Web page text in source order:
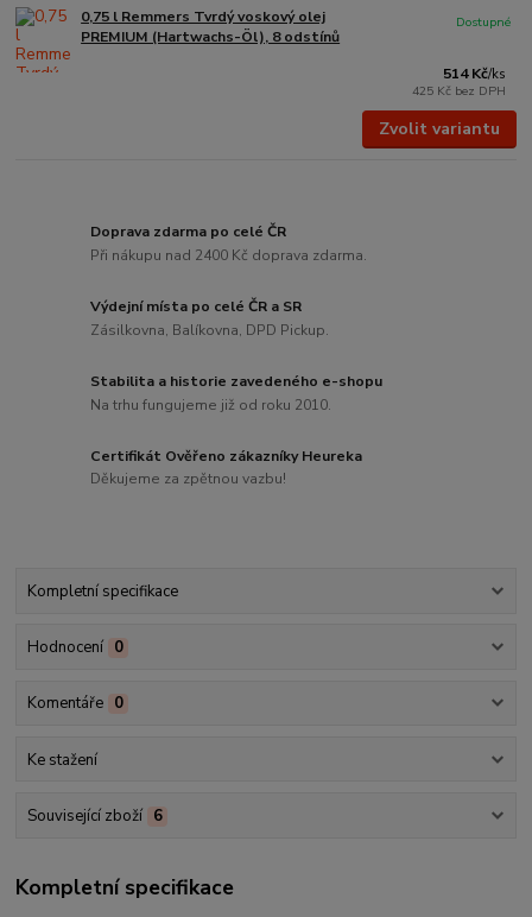
0,75 l Remmers Tvrdý voskový olej
PREMIUM (Hartwachs-Öl), 8 odstínů
514 Kč/ks
425 Kč bez DPH
Dostupné
Zvolit variantu
Doprava zdarma po celé ČR
Při nákupu nad 2400 Kč doprava zdarma.
Výdejní místa po celé ČR a SR
Zásilkovna, Balíkovna, DPD Pickup.
Stabilita a historie zavedeného e-shopu
Na trhu fungujeme již od roku 2010.
Certifikát Ověřeno zákazníky Heureka
Děkujeme za zpětnou vazbu!
Kompletní specifikace
Hodnocení 0
Komentáře 0
Ke stažení
Související zboží 6
Kompletní specifikace